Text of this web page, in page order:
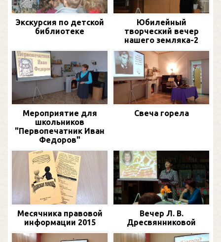
Экскурсия по детской
библиотеке
Юбилейный
творческий вечер
нашего земляка-2
Мероприятие для
школьников
"Первопечатник Иван
Федоров"
Свеча горела
Месячника правовой
информации 2015
Вечер Л. В.
Дресвянниковой